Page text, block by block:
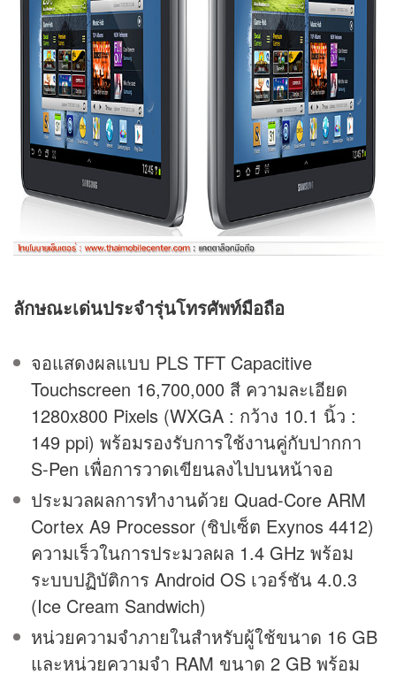
ลักษณะเด่นประจำรุ่นโทรศัพท์มือถือ
จอแสดงผลแบบ PLS TFT Capacitive
Touchscreen 16,700,000 สี ความละเอียด
1280x800 Pixels (WXGA : กว้าง 10.1 นิ้ว :
149 ppi) พร้อมรองรับการใช้งานคู่กับปากกา
S-Pen เพื่อการวาดเขียนลงไปบนหน้าจอ
ประมวลผลการทำงานด้วย Quad-Core ARM
Cortex A9 Processor (ชิปเซ็ต Exynos 4412)
ความเร็วในการประมวลผล 1.4 GHz พร้อม
ระบบปฏิบัติการ Android OS เวอร์ชัน 4.0.3
(Ice Cream Sandwich)
หน่วยความจำภายในสำหรับผู้ใช้ขนาด 16 GB
และหน่วยความจำ RAM ขนาด 2 GB พร้อม